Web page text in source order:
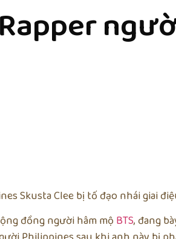
Rapper
Skusta Clee bị tố đạo nhái giai
đồng người hâm mộ BTS, đang